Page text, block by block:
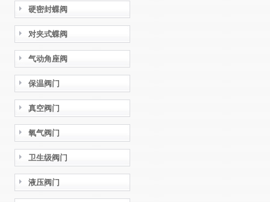
硬密封蝶阀
对夹式蝶阀
气动角座阀
保温阀门
真空阀门
氧气阀门
卫生级阀门
液压阀门